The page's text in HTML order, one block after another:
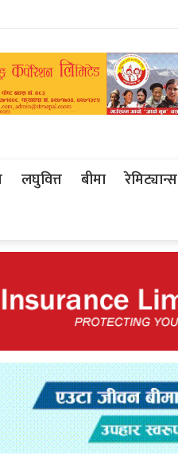
लघुवित्त बीमा रेमिट्यान्स